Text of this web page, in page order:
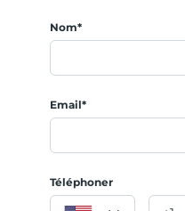
Nom*
Email*
Téléphoner